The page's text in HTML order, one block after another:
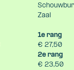
Zaal
1e rang
€ 27,50
2e rang
€ 23,50